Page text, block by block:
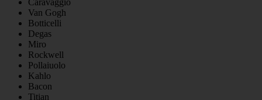
Caravaggio
Van Gogh
Botticelli
Degas
Miro
Rockwell
Pollaiuolo
Kahlo
Bacon
Titian